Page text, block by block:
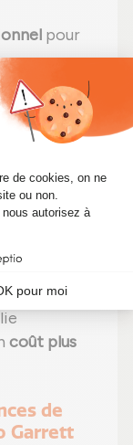
pour
tous les
pièces
;
réglages
coût plus
de
Garrett